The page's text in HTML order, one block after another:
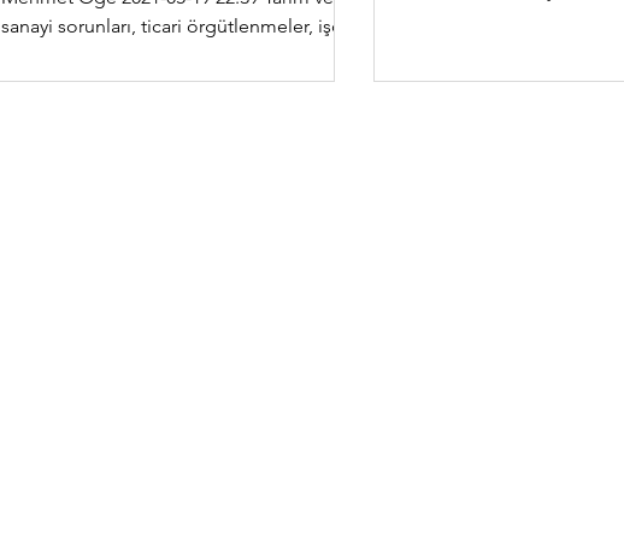
sanayi sorunları, ticari örgütlenmeler, işçi